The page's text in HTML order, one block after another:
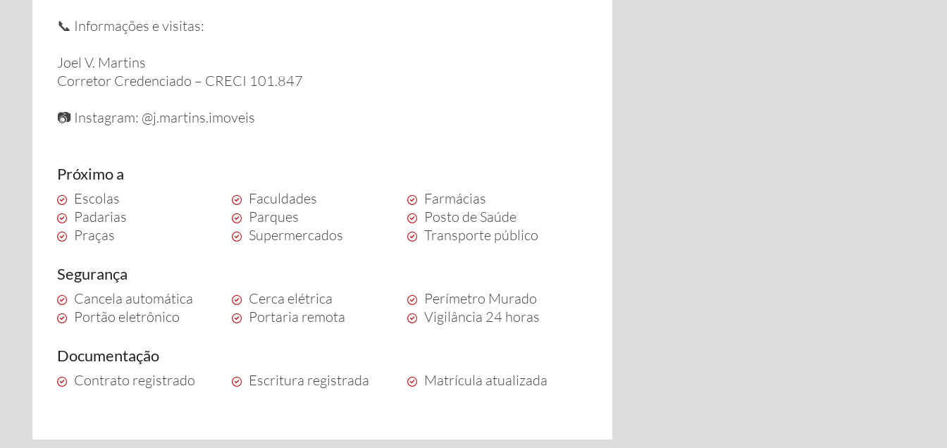
📞 Informações e visitas:
Joel V. Martins
Corretor Credenciado – CRECI 101.847
📷 Instagram: @j.martins.imoveis
Próximo a
Escolas Faculdades
Farmácias
Padarias
Parques
Posto de Saúde
Praças
Supermercados Transporte público
Segurança
Cancela automática Cerca elétrica
Perímetro Murado
Portão eletrônico
Portaria remota Vigilância 24 horas
Documentação
Contrato registrado Escritura registrada Matrícula atualizada